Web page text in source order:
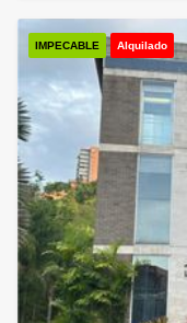
IMPECABLE Alquilado